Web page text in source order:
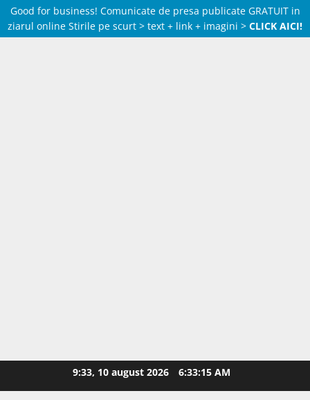
Good for business! Comunicate de presa publicate GRATUIT in
ziarul online Stirile pe scurt > text + link + imagini > CLICK AICI!
9:33, 10 august 2026 6:33:16 AM